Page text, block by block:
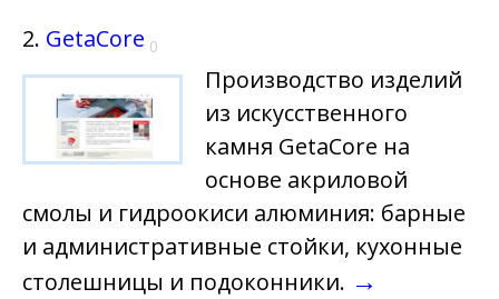
2. GetaCore 0
Производство изделий
из искусственного
камня GetaCore на
основе акриловой
смолы и гидроокиси алюминия: барные
и административные стойки, кухонные
столешницы и подоконники. →